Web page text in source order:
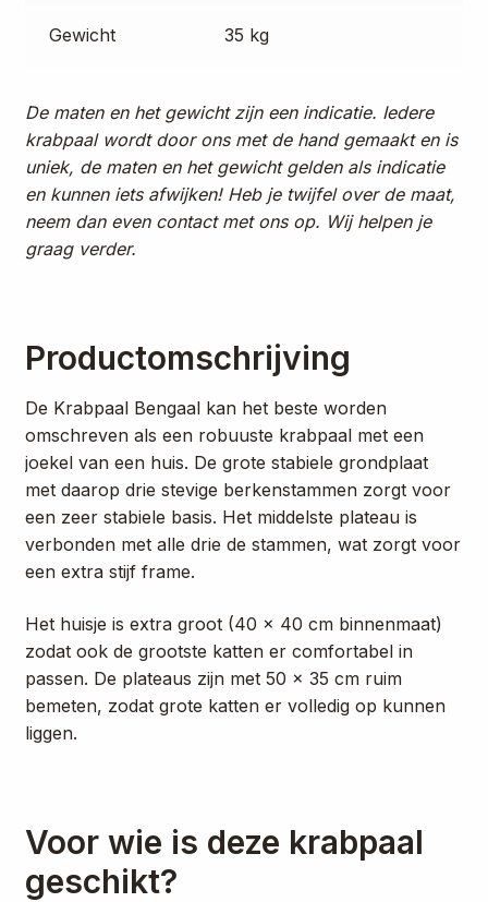
Gewicht 35 kg
De maten en het gewicht zijn een indicatie. Iedere
krabpaal wordt door ons met de hand gemaakt en is
uniek, de maten en het gewicht gelden als indicatie
en kunnen iets afwijken! Heb je twijfel over de maat,
neem dan even contact met ons op. Wij helpen je
graag verder.
Productomschrijving
De Krabpaal Bengaal kan het beste worden
omschreven als een robuuste krabpaal met een
joekel van een huis. De grote stabiele grondplaat
met daarop drie stevige berkenstammen zorgt voor
een zeer stabiele basis. Het middelste plateau is
verbonden met alle drie de stammen, wat zorgt voor
een extra stijf frame.
Het huisje is extra groot (40 x 40 cm binnenmaat)
zodat ook de grootste katten er comfortabel in
passen. De plateaus zijn met 50 x 35 cm ruim
bemeten, zodat grote katten er volledig op kunnen
liggen.
Voor wie is deze krabpaal
geschikt?